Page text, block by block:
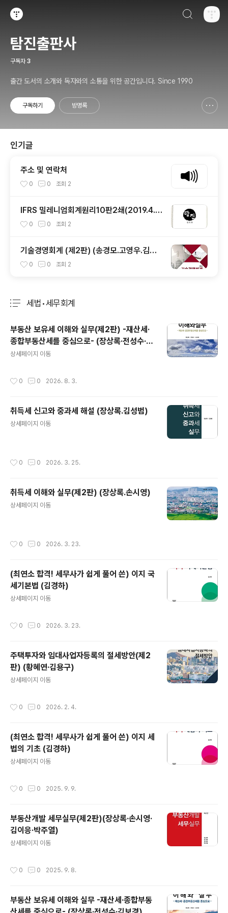
탐진출판사
구독자 3
출간 도서의 소개와 독자와의 소통을 위한 공간입니다. Since 1990
구독하기 방명록
인기글
주소 및 연락처
0 0 조회 2
IFRS 밀레니엄회계원리10판2쇄(2019.4.1
6) 정오표
0 0 조회 2
기술경영회계 (제2판) (송경모.고영우.김영
준)0 0 조회 2
세법•세무회계
부동산 보유세 이해와 실무(제2판) -재산세·
종합부동산세를 중심으로- (장상록·전성수·김
보경)
상세페이지 이동
0 0 2026. 8. 3.
취득세 신고와 중과세 해설 (장상록.김성범)
상세페이지 이동
0 0 2026. 3. 25.
취득세 이해와 실무(제2판) (장상록.손시영)
상세페이지 이동
0 0 2026. 3. 23.
(최연소 합격! 세무사가 쉽게 풀어 쓴) 이지 국
세기본법 (김경하)
상세페이지 이동
0 0 2026. 3. 23.
주택투자와 임대사업자등록의 절세방안(제2
판) (황혜연·김용구)
상세페이지 이동
0 0 2026. 2. 4.
(최연소 합격! 세무사가 쉽게 풀어 쓴) 이지 세
법의 기초 (김경하)
상세페이지 이동
0 0 2025. 9. 9.
부동산개발 세무실무(제2판)(장상록·손시영·
김이응·박주열)
상세페이지 이동
0 0 2025. 9. 8.
부동산 보유세 이해와 실무 -재산세·종합부동